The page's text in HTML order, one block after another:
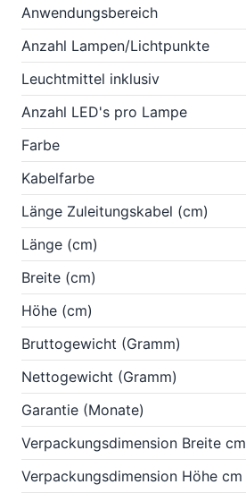
Anwendungsbereich
Anzahl Lampen/Lichtpunkte
Leuchtmittel inklusiv
Anzahl LED's pro Lampe
Farbe
Kabelfarbe
Länge Zuleitungskabel (cm)
Länge (cm)
Breite (cm)
Höhe (cm)
Bruttogewicht (Gramm)
Nettogewicht (Gramm)
Garantie (Monate)
Verpackungsdimension Breite cm
Verpackungsdimension Höhe cm